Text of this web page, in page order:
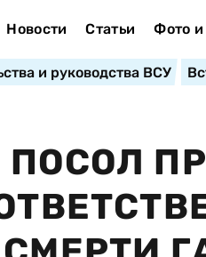
Новости Статьи Фото и
и руководства ВСУ